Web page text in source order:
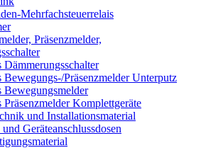
Mehrfachsteuerrelais
Präsenzmelder,
Dämmerungsschalter
Bewegungs-/Präsenzmelder Unterputz
Bewegungsmelder
Präsenzmelder Komplettgeräte
und Installationsmaterial
Geräteanschlussdosen